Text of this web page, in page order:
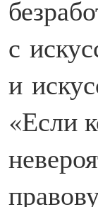
с
и
«Если